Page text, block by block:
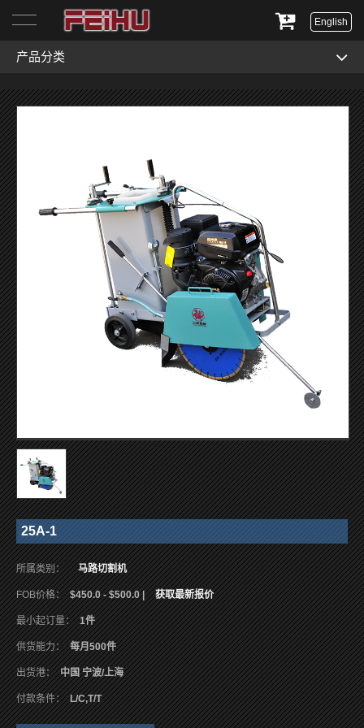
English
产品分类
25A-1
所属类别： 马路切割机
FOB价格： $450.0 - $500.0 | 获取最新报价
最小起订量： 1件
供货能力： 每月500件
出货港： 中国 宁波/上海
付款条件： L/C,T/T
首页
关于我们
服务与支持